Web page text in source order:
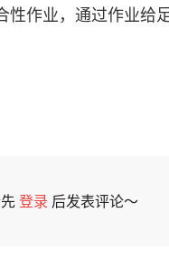
作业，通过作业给
登录 后发表评论～